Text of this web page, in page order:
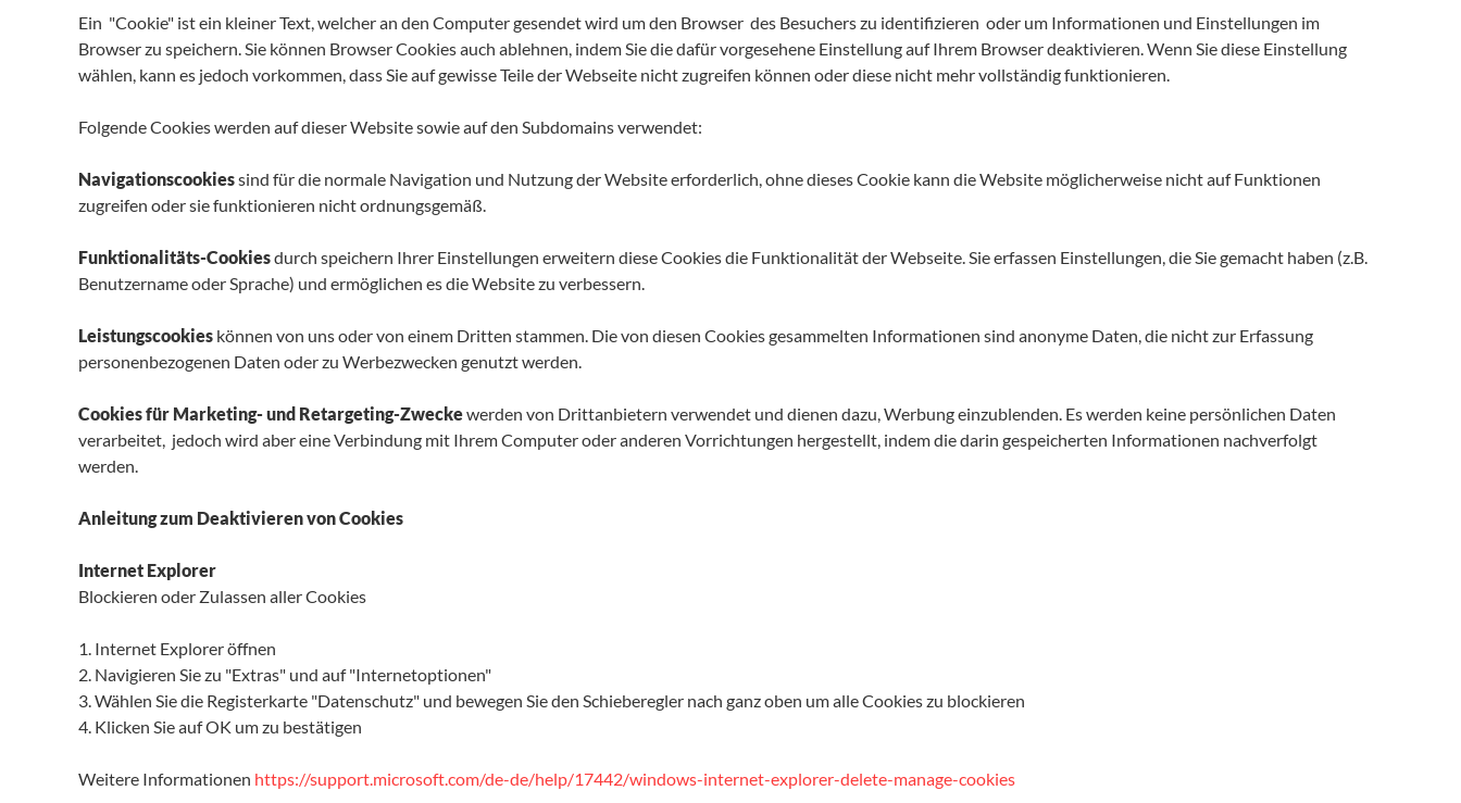
Ein "Cookie" ist ein kleiner Text, welcher an den Computer gesendet wird um den Browser des Besuchers zu identifizieren oder um Informationen und Einstellungen im
Browser zu speichern. Sie können Browser Cookies auch ablehnen, indem Sie die dafür vorgesehene Einstellung auf Ihrem Browser deaktivieren. Wenn Sie diese Einstellung
wählen, kann es jedoch vorkommen, dass Sie auf gewisse Teile der Webseite nicht zugreifen können oder diese nicht mehr vollständig funktionieren.
Folgende Cookies werden auf dieser Website sowie auf den Subdomains verwendet:
Navigationscookiessind für die normale Navigation und Nutzung der Website erforderlich, ohne dieses Cookie kann die Website möglicherweise nicht auf Funktionen
zugreifen oder sie funktionieren nicht ordnungsgemäß.
Funktionalitäts-Cookiesdurch speichern Ihrer Einstellungen erweitern diese Cookies die Funktionalität der Webseite. Sie erfassen Einstellungen, die Sie gemacht haben (z.B.
Benutzername oder Sprache) und ermöglichen es die Website zu verbessern.
Leistungscookies können von uns oder von einem Dritten stammen. Die von diesen Cookies gesammelten Informationen sind anonyme Daten, die nicht zur Erfassung
personenbezogenen Daten oder zu Werbezwecken genutzt werden.
Cookies für Marketing- und Retargeting-Zweckewerden von Drittanbietern verwendet und dienen dazu, Werbung einzublenden. Es werden keine persönlichen Daten
verarbeitet, jedoch wird aber eine Verbindung mit Ihrem Computer oder anderen Vorrichtungen hergestellt, indem die darin gespeicherten Informationen nachverfolgt
werden.
Anleitung zum Deaktivieren von Cookies
Internet Explorer
Blockieren oder Zulassen aller Cookies
1. Internet Explorer öffnen
2. Navigieren Sie zu "Extras" und auf "Internetoptionen"
3. Wählen Sie die Registerkarte "Datenschutz" und bewegen Sie den Schieberegler nach ganz oben um alle Cookies zu blockieren
4. Klicken Sie auf OK um zu bestätigen
Weitere Informationen https://support.microsoft.com/de-de/help/17442/windows-internet-explorer-delete-manage-cookies